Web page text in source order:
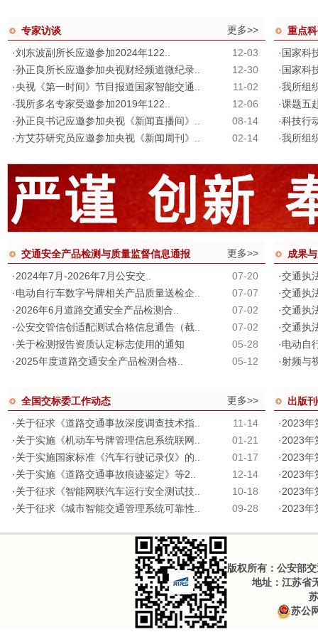
专家访谈
更多>>
12-03
·刘东波副所长应邀参加2024年122..
12-30
·孙正良所长应邀参加央视财经频道微纪录..
11-02
·央视《第一时间》节目报道国家智能交通..
12-06
·我所多名专家受邀参加2019年122..
08-14
·孙正良书记应邀参加央视《新闻直播间》..
02-14
·方艾芬研究员应邀参加央视《新闻周刊》..
重点
· 国家科
· 国家科
·我所组
·课题五
·科技行
·我所组
交通安全产品检测与质量监督信息通报
更多>>
07-20
·2024年7月-2026年7月公安交..
07-07
·电动自行车数字号牌相关产品质量送检企..
07-02
·2026年6月道路交通安全产品检测合..
07-02
·公安交管信创适配测试合格信息通告（截..
05-28
·关于检测报告资质认定标志使用的通知
05-12
·2025年度道路交通安全产品检测合格..
成果
·交通执
·交通执
·交通执
·交通执
·电动自
·射频与
全国交标委工作动态
更多>>
11-14
·关于征求《道路交通事故深度调查技术指..
01-21
·关于实施《机动车号牌管理信息系统联网..
01-17
·关于实施国家标准《汽车行驶记录仪》的..
12-14
·关于实施《道路交通事故痕迹鉴定》等2..
10-18
·关于征求《智能网联汽车运行安全测试技..
09-28
·关于征求《城市智能交通管理系统可靠性..
出版
·2023年
·2023年
·2023年
·2023年
·2023年
·2023年
版权所有：公安部
地址：江苏省
苏公